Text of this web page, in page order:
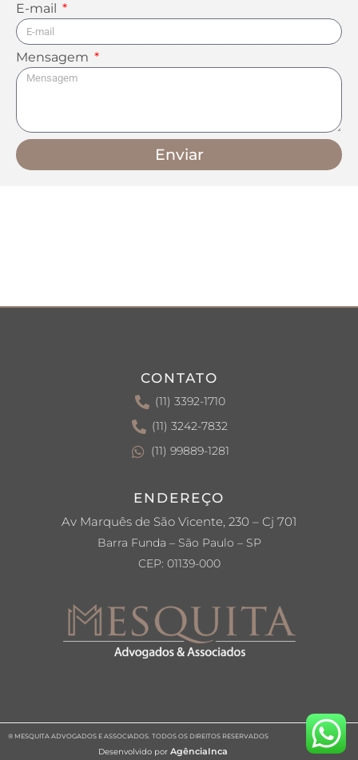
E-mail
Mensagem
Enviar
CONTATO
(11) 3392-1710
(11) 3242-7832
(11) 99889-1281
ENDEREÇO
Av Marquês de São Vicente, 230 – Cj 701
Barra Funda – São Paulo – SP
CEP: 01139-000
® MESQUITA ADVOGADOS E ASSOCIADOS. TODOS OS DIREITOS RESERVADOS
Desenvolvido por AgênciaInca